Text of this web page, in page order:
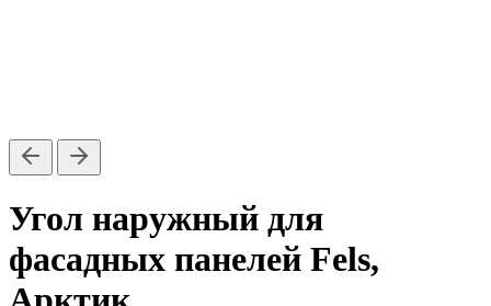
Угол наружный для
фасадных панелей Fels,